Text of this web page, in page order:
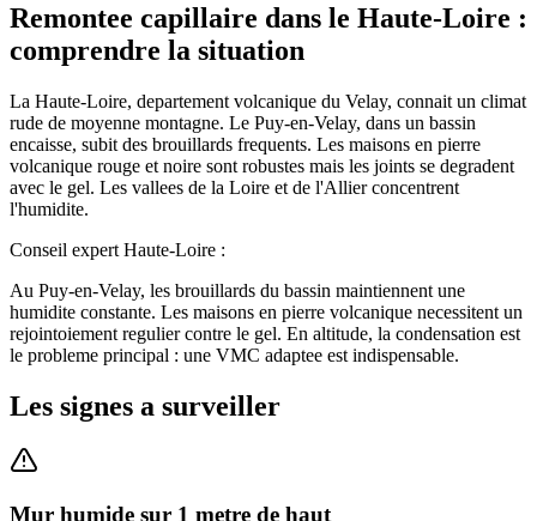
Remontee capillaire dans le Haute-Loire :
comprendre la situation
La Haute-Loire, departement volcanique du Velay, connait un climat
rude de moyenne montagne. Le Puy-en-Velay, dans un bassin
encaisse, subit des brouillards frequents. Les maisons en pierre
volcanique rouge et noire sont robustes mais les joints se degradent
avec le gel. Les vallees de la Loire et de l'Allier concentrent
l'humidite.
Conseil expert Haute-Loire :
Au Puy-en-Velay, les brouillards du bassin maintiennent une
humidite constante. Les maisons en pierre volcanique necessitent un
rejointoiement regulier contre le gel. En altitude, la condensation est
le probleme principal : une VMC adaptee est indispensable.
Les signes a surveiller
Mur humide sur 1 metre de haut